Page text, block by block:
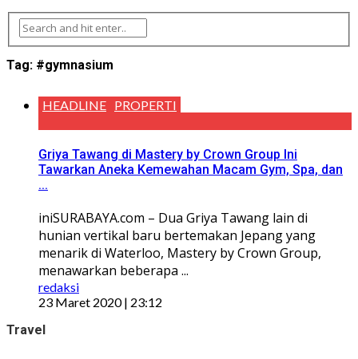
Tag: #gymnasium
HEADLINE PROPERTI
Griya Tawang di Mastery by Crown Group Ini
Tawarkan Aneka Kemewahan Macam Gym, Spa, dan
...
iniSURABAYA.com – Dua Griya Tawang lain di
hunian vertikal baru bertemakan Jepang yang
menarik di Waterloo, Mastery by Crown Group,
menawarkan beberapa ...
redaksi
23 Maret 2020 | 23:12
Travel